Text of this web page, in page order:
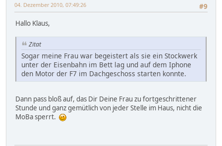
#9
04. Dezember 2010, 07:49:26
Hallo Klaus,
Zitat
Sogar meine Frau war begeistert als sie ein Stockwerk
unter der Eisenbahn im Bett lag und auf dem Iphone
den Motor der F7 im Dachgeschoss starten konnte.
Dann pass bloß auf, das Dir Deine Frau zu fortgeschrittener
Stunde und ganz gemütlich von jeder Stelle im Haus, nicht die
MoBa sperrt.